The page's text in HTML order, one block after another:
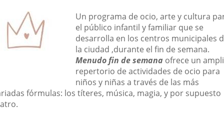
una
aplicación
externa.
una
aplicación
externa.
una
Un programa de ocio, arte y cultura
el público infantil y familiar que se
desarrolla en los centros municipales
la ciudad ,durante el fin de semana.
Menudo fin de semana ofrece un
repertorio de actividades de ocio para
niños y niñas a través de las más
fórmulas: los títeres, música, magia, y por supuesto